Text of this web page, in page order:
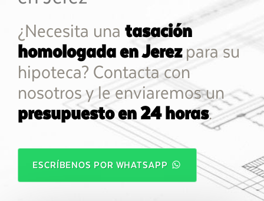
¿Necesita una tasación
homologada en Jerez para su
hipoteca? Contacta con
nosotros y le enviaremos un
presupuesto en 24 horas.
ESCRÍBENOS POR WHATSAPP